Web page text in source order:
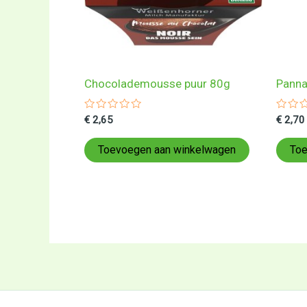
Chocolademousse puur 80g
Gewaardeerd
uit
5
€ 2,65
Toevoegen aan winkelwagen
uit
5
€2,70